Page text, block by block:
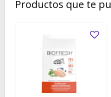
Productos que te